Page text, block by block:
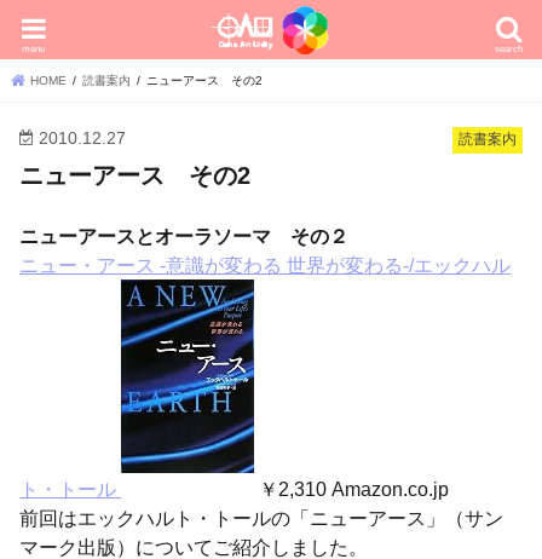
search
menu
HOME 読書案内 ニューアース その2
読書案内
2010.12.27
ニューアース その2
ニューアースとオーラソーマ その２
ニュー・アース -意識が変わる 世界が変わる-/エックハル
ト・トール
￥2,310 Amazon.co.jp
前回はエックハルト・トールの「ニューアース」（サン
マーク出版）についてご紹介しました。